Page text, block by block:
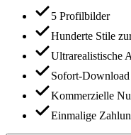
5 Profilbilder
Hunderte Stile
Ultrarealistische
Sofort-Download
Kommerzielle
Einmalige